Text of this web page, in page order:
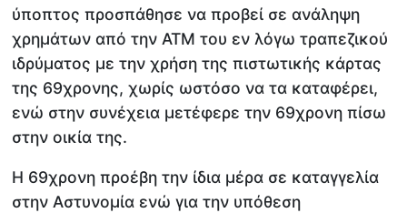
ύποπτος προσπάθησε να προβεί σε ανάληψη
χρημάτων από την ΑΤΜ του εν λόγω τραπεζικού
ιδρύματος με την χρήση της πιστωτικής κάρτας
της 69χρονης, χωρίς ωστόσο να τα καταφέρει,
ενώ στην συνέχεια μετέφερε την 69χρονη πίσω
στην οικία της.
Η 69χρονη προέβη την ίδια μέρα σε καταγγελία
στην Αστυνομία ενώ για την υπόθεση